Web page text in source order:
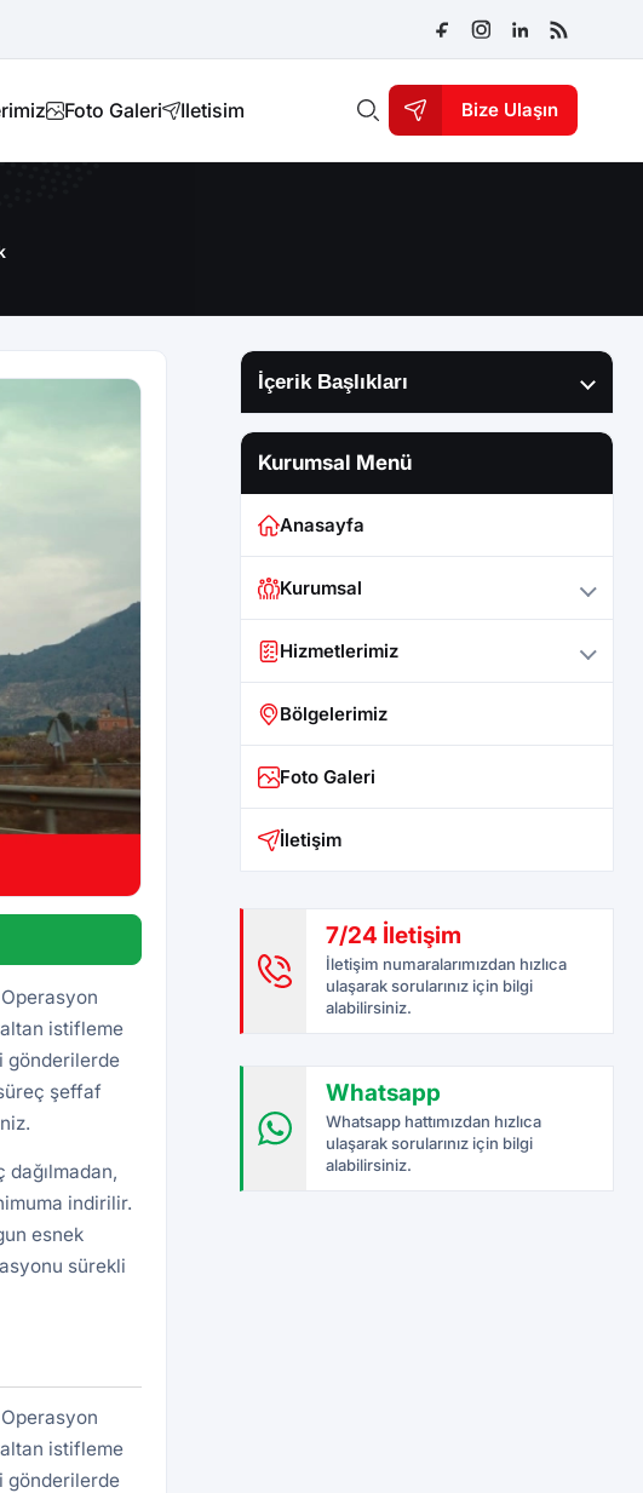
Foto Galeri Iletisim Bize Ulaşın
istifleme
gönderilerde
şeffaf
indirilir.
esnek
sürekli
istifleme
gönderilerde
İçerik Başlıkları
Kurumsal Menü
Anasayfa
Kurumsal
Hizmetlerimiz
Bölgelerimiz
Foto Galeri
İletişim
7/24 İletişim
İletişim numaralarımızdan hızlıca
ulaşarak sorularınız için bilgi
alabilirsiniz.
Whatsapp
Whatsapp hattımızdan hızlıca
ulaşarak sorularınız için bilgi
alabilirsiniz.